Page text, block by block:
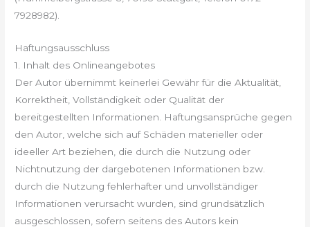
7928982).
Haftungsausschluss
1. Inhalt des Onlineangebotes
Der Autor übernimmt keinerlei Gewähr für die Aktualität,
Korrektheit, Vollständigkeit oder Qualität der
bereitgestellten Informationen. Haftungsansprüche gegen
den Autor, welche sich auf Schäden materieller oder
ideeller Art beziehen, die durch die Nutzung oder
Nichtnutzung der dargebotenen Informationen bzw.
durch die Nutzung fehlerhafter und unvollständiger
Informationen verursacht wurden, sind grundsätzlich
ausgeschlossen, sofern seitens des Autors kein